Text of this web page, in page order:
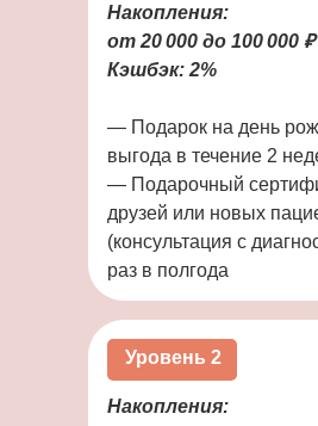
Накопления:
от 20 000 до 100 000 ₽
Кэшбэк: 2%
— Подарок на день
выгода в течение 2
— Подарочный
друзей или новых
(консультация с
раз в полгода
Уровень 2
Накопления: